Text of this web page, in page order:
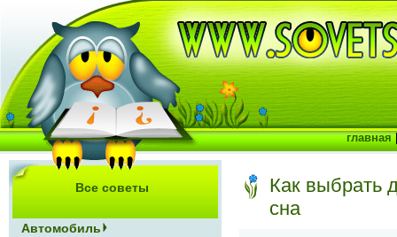
Как выбрать
сна
Все советы
Автомобиль
главная